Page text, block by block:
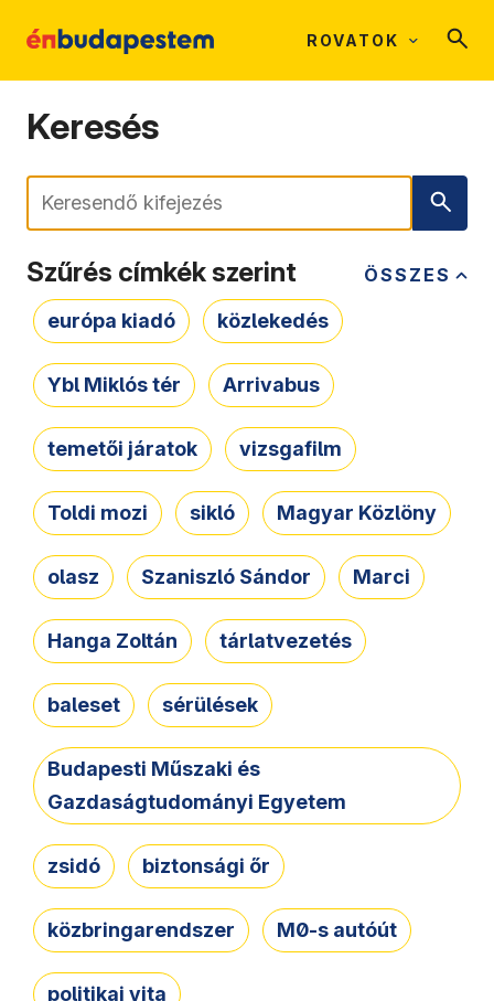
ROVATOK
Keresés
Keresés
ÖSSZES
Szűrés címkék szerint
európa kiadó közlekedés
Ybl Miklós tér Arrivabus
temetői járatok vizsgafilm
Toldi mozi sikló Magyar Közlöny
olasz Szaniszló Sándor Marci
Hanga Zoltán tárlatvezetés
baleset sérülések
Budapesti Műszaki és
Gazdaságtudományi Egyetem
zsidó biztonsági őr
közbringarendszer M0-s autóút
politikai vita